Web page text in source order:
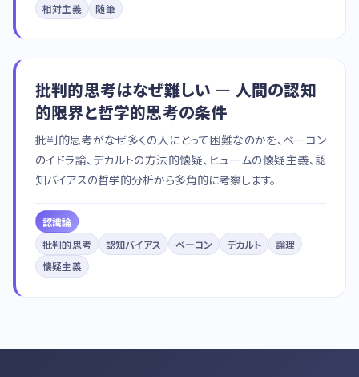
相対主義
随筆
批判的思考はなぜ難しい — 人間の認知
的限界と哲学的思考の条件
批判的思考がなぜ多くの人にとって困難なのかを、ベーコン
のイドラ論、デカルトの方法的懐疑、ヒュームの懐疑主義、認
知バイアスの哲学的分析から多角的に考察します。
認識論
批判的思考
認知バイアス ベーコン デカルト
論理
懐疑主義